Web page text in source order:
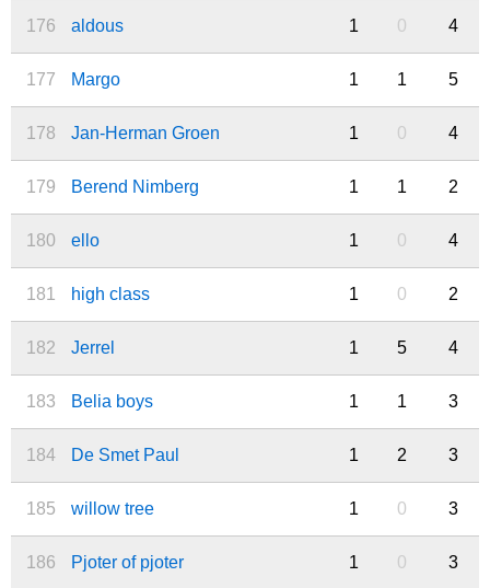
176 aldous 1 0 4
177 Margo 1 1 5
178 Jan-Herman Groen 1 0 4
179 Berend Nimberg 1 1 2
180 ello 1 0 4
181 high class 1 0 2
182 Jerrel 1 5 4
183 Belia boys 1 1 3
184 De Smet Paul 1 2 3
185 willow tree 1 0 3
186 Pjoter of pjoter 1 0 3